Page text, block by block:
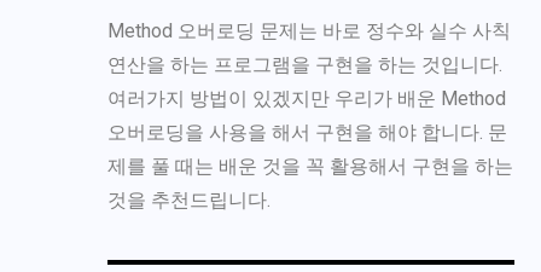
Method 오버로딩 문제는 바로 정수와 실수 사칙
연산을 하는 프로그램을 구현을 하는 것입니다.
여러가지 방법이 있겠지만 우리가 배운 Method
오버로딩을 사용을 해서 구현을 해야 합니다. 문
제를 풀 때는 배운 것을 꼭 활용해서 구현을 하는
것을 추천드립니다.